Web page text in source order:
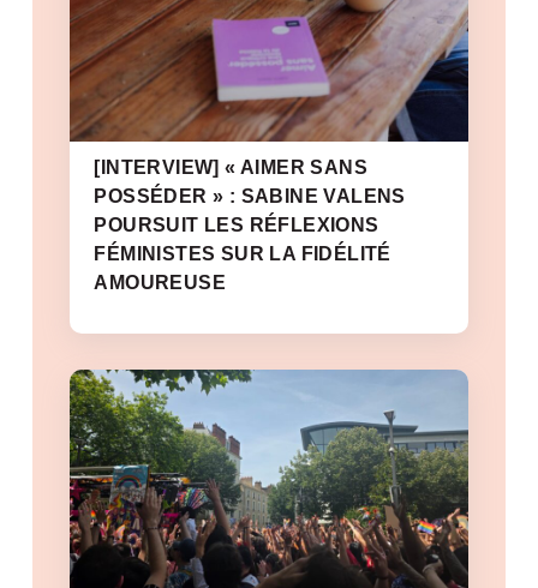
[INTERVIEW] « AIMER SANS
POSSÉDER » : SABINE VALENS
POURSUIT LES RÉFLEXIONS
FÉMINISTES SUR LA FIDÉLITÉ
AMOUREUSE